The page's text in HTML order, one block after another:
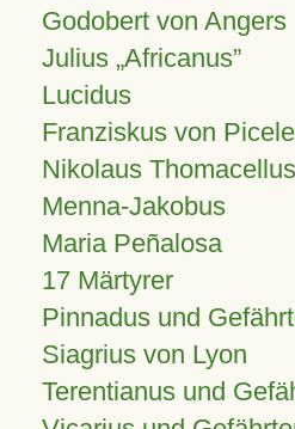
Godobert von Angers
Julius Africanus
Lucidus
Franziskus von
Nikolaus Thomacellus
Menna-Jakobus
Maria Peñalosa
17 Märtyrer
Pinnadus und
Siagrius von Lyon
Terentianus und